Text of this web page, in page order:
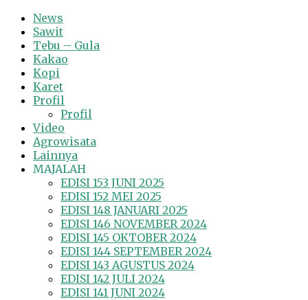
News
Sawit
Tebu – Gula
Kakao
Kopi
Karet
Profil
Profil
Video
Agrowisata
Lainnya
MAJALAH
EDISI 153 JUNI 2025
EDISI 152 MEI 2025
EDISI 148 JANUARI 2025
EDISI 146 NOVEMBER 2024
EDISI 145 OKTOBER 2024
EDISI 144 SEPTEMBER 2024
EDISI 143 AGUSTUS 2024
EDISI 142 JULI 2024
EDISI 141 JUNI 2024